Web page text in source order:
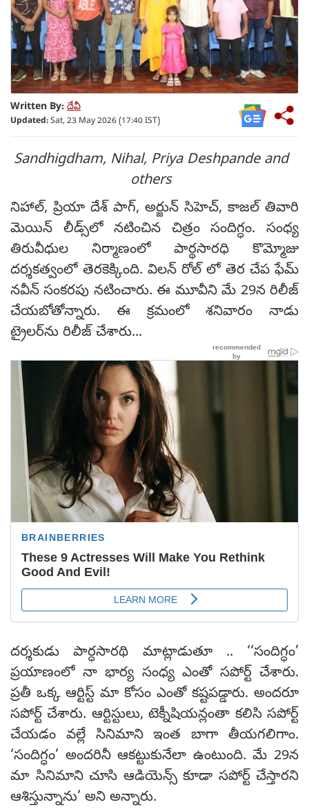
Written By: దేవీ
Updated:Sat, 23 May 2026 (17:40 IST)
Sandhigdham, Nihal, Priya Deshpande and
others
నిహాల్, ప్రియా దేశ్ పాగ్, అర్జున్ సిహెచ్, కాజల్ తివారి
మెయిన్ లీడ్స్‌లో నటించిన చిత్రం సందిగ్ధం. సంధ్య
తిరువీధుల నిర్మాణంలో పార్థసారధి కొమ్మోజు
దర్శకత్వంలో తెరకెక్కింది. విలన్ రోల్ లో తెర చేప ఫేమ్
నవీన్ సంకరపు నటించారు. ఈ మూవీని మే 29న రిలీజ్
చేయబోతోన్నారు. ఈ క్రమంలో శనివారం నాడు
ట్రైలర్‌ను రిలీజ్ చేశారు...
దర్శకుడు పార్ధసారథి మాట్లాడుతూ .. ‘‘సందిగ్ధం’
ప్రయాణంలో నా భార్య సంధ్య ఎంతో సపోర్ట్ చేశారు.
ప్రతీ ఒక్క ఆర్టిస్ట్ మా కోసం ఎంతో కష్టపడ్డారు. అందరూ
సపోర్ట్ చేశారు. ఆర్టిస్టులు, టెక్నీషియన్లంతా కలిసి సపోర్ట్
చేయడం వల్లే సినిమాని ఇంత బాగా తీయగలిగాం.
‘సందిగ్ధం’ అందరినీ ఆకట్టుకునేలా ఉంటుంది. మే 29న
మా సినిమాని చూసి ఆడియెన్స్ కూడా సపోర్ట్ చేస్తారని
ఆశిస్తున్నాను’ అని అన్నారు.